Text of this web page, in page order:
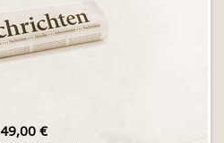
49,00 €